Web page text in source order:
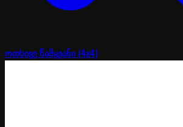
ოთხივე წამყვანი (4x4)